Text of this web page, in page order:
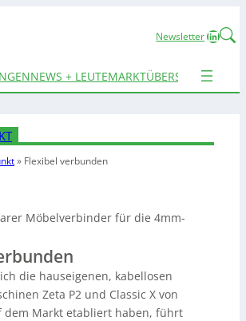
Newsletter
NEWS + LEUTEMARKTÜBERSICHTEN
» Flexibel verbunden
Möbelverbinder für die 4mm-
die hauseigenen, kabellosen
Zeta P2 und Classic X von
dem Markt etabliert haben, führt